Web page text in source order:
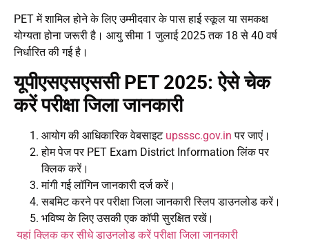
PET में शामिल होने के लिए उम्मीदवार के पास हाई स्कूल या समकक्ष
योग्यता होना जरूरी है। आयु सीमा 1 जुलाई 2025 तक 18 से 40 वर्ष
निर्धारित की गई है।
यूपीएसएसएससी PET 2025: ऐसे चेक
करें परीक्षा जिला जानकारी
आयोग की आधिकारिक वेबसाइटupsssc.gov.in पर जाएं।
होम पेज पर PET Exam District Information लिंक पर
क्लिक करें।
मांगी गई लॉगिन जानकारी दर्ज करें।
सबमिट करने पर परीक्षा जिला जानकारी स्लिप डाउनलोड करें।
भविष्य के लिए उसकी एक कॉपी सुरक्षित रखें।
यहां क्लिक कर सीधे डाउनलोड करें परीक्षा जिला जानकारी